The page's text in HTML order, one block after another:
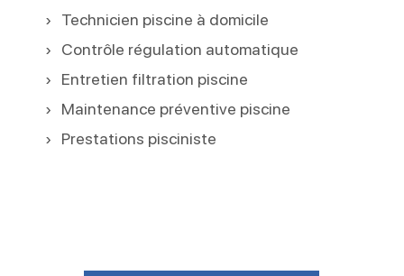
Technicien piscine à domicile
Contrôle régulation automatique
Entretien filtration piscine
Maintenance préventive piscine
Prestations pisciniste